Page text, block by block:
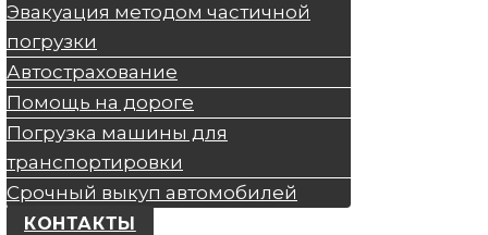
Эвакуация методом частичной
погрузки
Автострахование
Помощь на дороге
Погрузка машины для
транспортировки
Срочный выкуп автомобилей
КОНТАКТЫ